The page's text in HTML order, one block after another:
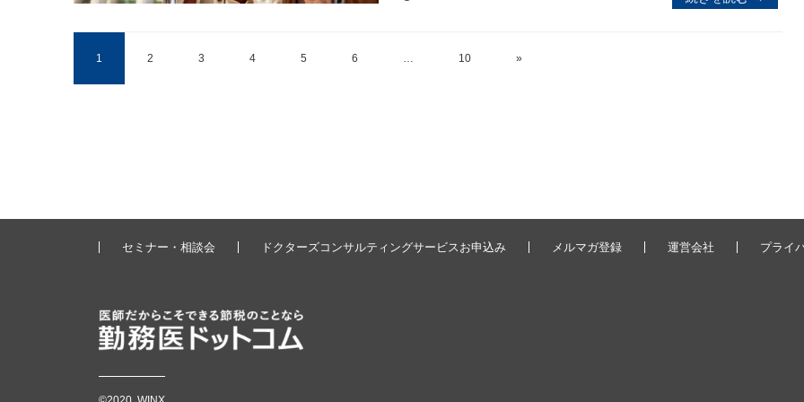
1 2 3 4 5 6 … 10 »
セミナー・相談会 ドクターズコンサルティングサービスお申込み メルマガ登録 運営会社 プライ